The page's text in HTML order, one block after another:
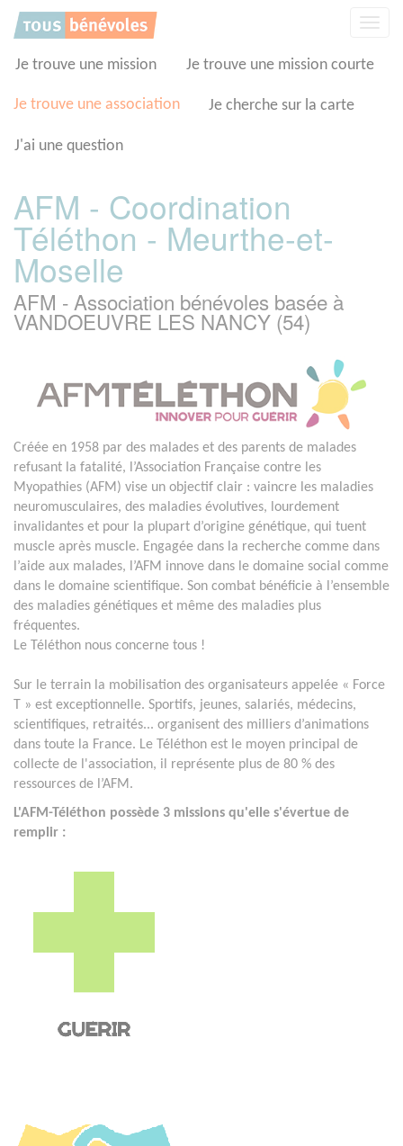
Je trouve une mission Je trouve une mission courte
Je trouve une association Je cherche sur la carte
J'ai une question
AFM - Coordination
Téléthon - Meurthe-et-
Moselle
AFM - Association bénévoles basée à
VANDOEUVRE LES NANCY (54)
Créée en 1958 par des malades et des parents de malades
refusant la fatalité, l’Association Française contre les
Myopathies (AFM) vise un objectif clair : vaincre les maladies
neuromusculaires, des maladies évolutives, lourdement
invalidantes et pour la plupart d’origine génétique, qui tuent
muscle après muscle. Engagée dans la recherche comme dans
l’aide aux malades, l’AFM innove dans le domaine social comme
dans le domaine scientifique. Son combat bénéficie à l’ensemble
des maladies génétiques et même des maladies plus
fréquentes.
Le Téléthon nous concerne tous !
Sur le terrain la mobilisation des organisateurs appelée « Force
T » est exceptionnelle. Sportifs, jeunes, salariés, médecins,
scientifiques, retraités... organisent des milliers d’animations
dans toute la France. Le Téléthon est le moyen principal de
collecte de l'association, il représente plus de 80 % des
ressources de l’AFM.
L'AFM-Téléthon possède 3 missions qu'elle s'évertue de
remplir :
Panneau de gestion des cookies